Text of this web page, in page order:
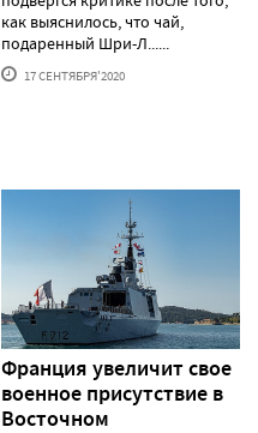
как выяснилось, что чай,
подаренный Шри-Л......
17 СЕНТЯБРЯ'2020
Франция увеличит свое
военное присутствие в
Восточном